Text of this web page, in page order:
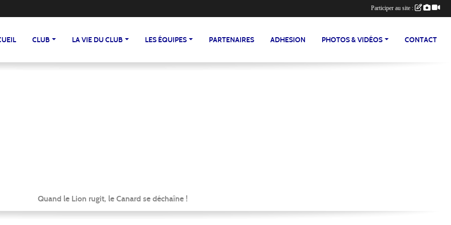
CLUB LA VIE DU CLUB LES ÉQUIPES PARTENAIRES ADHESION PHOTOS & VIDÉOS CONTACT
Quand le Lion rugit, le Canard se déchaîne !
Participer au site :